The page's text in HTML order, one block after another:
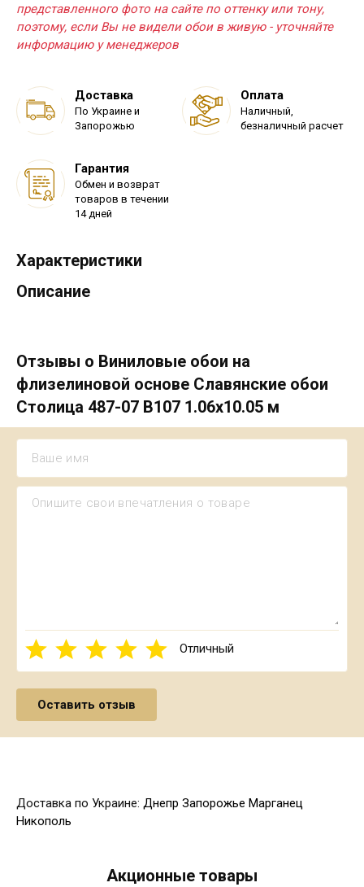
представленного фото на сайте по оттенку или тону,
поэтому, если Вы не видели обои в живую - уточняйте
информацию у менеджеров
Доставка
По Украине и
Запорожью
Оплата
Наличный,
безналичный расчет
Гарантия
Обмен и возврат
товаров в течении
14 дней
Характеристики
Описание
Отзывы о Виниловые обои на
флизелиновой основе Славянские обои
Столица 487-07 В107 1.06х10.05 м
Отличный
Доставка по Украине: Днепр Запорожье Марганец
Никополь
Акционные товары